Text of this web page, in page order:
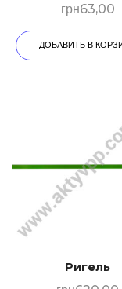
грн63,00
ДОБАВИТЬ В
Ригель